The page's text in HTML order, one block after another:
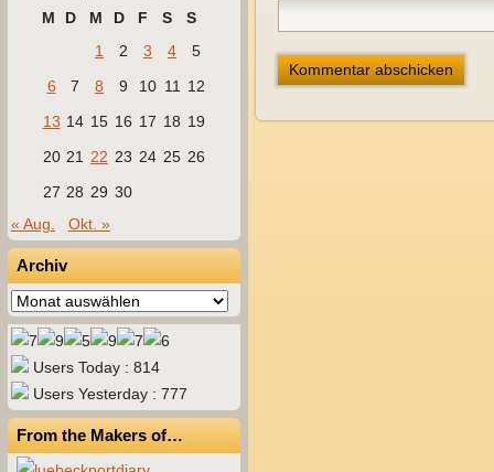
M
D M D F S
S
1
2 3 4
5
6
7 8 9 10 11
12
13 14 15 16 17 18 19
20 21 22 23 24 25 26
27 28 29 30
« Aug.
Okt. »
Archiv
Archiv
Users Today : 814
Users Yesterday : 777
From the Makers of…